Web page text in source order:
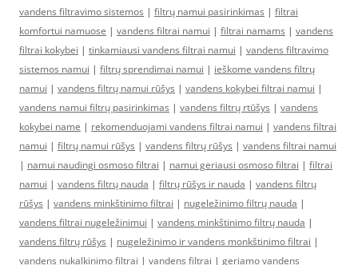
vandens filtravimo sistemos | filtrų namui pasirinkimas | filtrai
komfortui namuose | vandens filtrai namui | filtrai namams | vandens
filtrai kokybei | tinkamiausi vandens filtrai namui | vandens filtravimo
sistemos namui | filtrų sprendimai namui | ieškome vandens filtrų
namui | vandens filtrų namui rūšys | vandens kokybei filtrai namui |
vandens namui filtrų pasirinkimas | vandens filtrų rtūšys | vandens
kokybei name | rekomenduojami vandens filtrai namui | vandens filtrai
namui | filtrų namui rūšys | vandens filtrų rūšys | vandens filtrai namui
| namui naudingi osmoso filtrai | namui geriausi osmoso filtrai | filtrai
namui | vandens filtrų nauda | filtrų rūšys ir nauda | vandens filtrų
rūšys | vandens minkštinimo filtrai | nugeležinimo filtrų nauda |
vandens filtrai nugeležinimui | vandens minkštinimo filtrų nauda |
vandens filtrų rūšys | nugeležinimo ir vandens monkštinimo filtrai |
vandens nukalkinimo filtrai | vandens filtrai | geriamo vandens